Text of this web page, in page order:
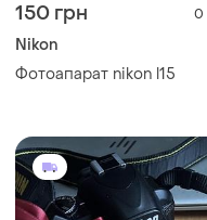
150 грн 0
Nikon
Фотоапарат nikon l15